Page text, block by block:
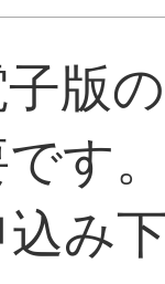
版
す
み